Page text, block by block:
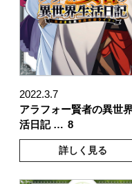
2022.3.7
アラフォー賢者の異世
活日記 … 8
詳しく見る